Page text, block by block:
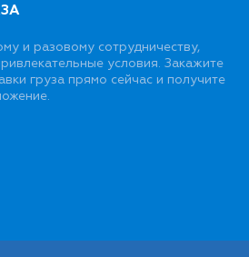
и разовому сотрудничеству,
условия. Закажите
груза прямо сейчас и получите